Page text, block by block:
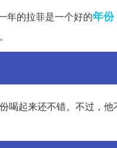
年的拉菲是一个好的年份
喝起来还不错。不过，